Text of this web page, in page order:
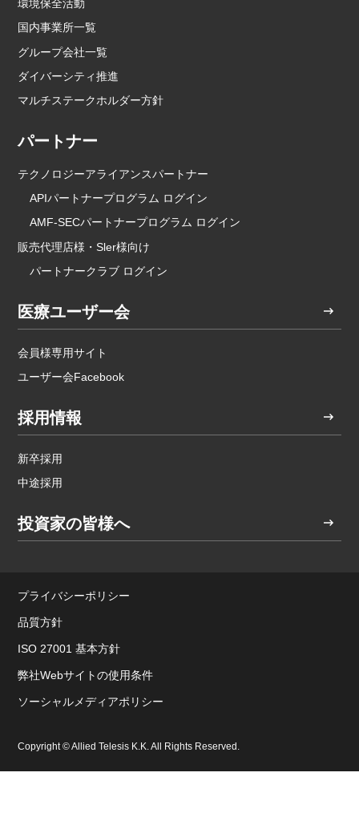
環境保全活動
国内事業所一覧
グループ会社一覧
ダイバーシティ推進
マルチステークホルダー方針
パートナー
テクノロジーアライアンスパートナー
APIパートナープログラム ログイン
AMF-SECパートナープログラム ログイン
販売代理店様・Sler様向け
パートナークラブ ログイン
医療ユーザー会
会員様専用サイト
ユーザー会Facebook
採用情報
新卒採用
中途採用
投資家の皆様へ
プライバシーポリシー
品質方針
ISO 27001 基本方針
弊社Webサイトの使用条件
ソーシャルメディアポリシー
Copyright © Allied Telesis K.K. All Rights Reserved.